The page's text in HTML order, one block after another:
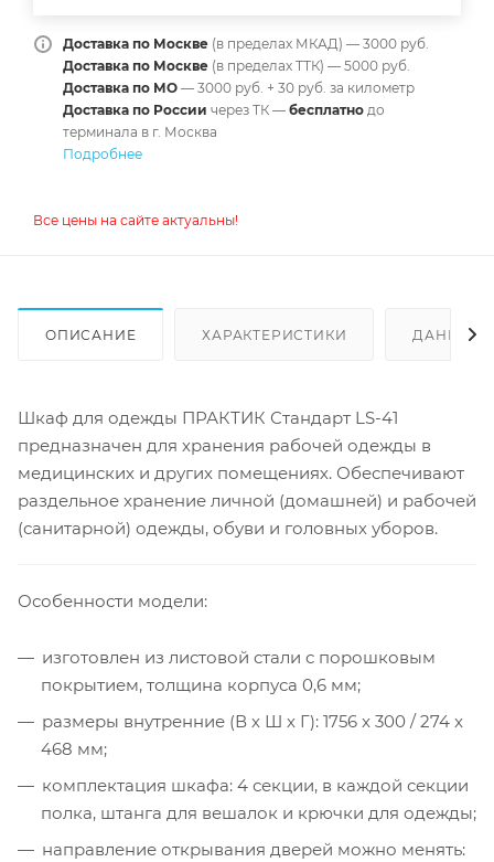
Доставка по Москве (в пределах МКАД) — 3000 руб.
Доставка по Москве (в пределах ТТК) — 5000 руб.
Доставка по МО — 3000 руб. + 30 руб. за километр
Доставка по России через ТК — бесплатно до
терминала в г. Москва
Подробнее
Все цены на сайте актуальны!
ОПИСАНИЕ ХАРАКТЕРИСТИКИ ДАННЫЕ
Шкаф для одежды ПРАКТИК Стандарт LS-41
предназначен для хранения рабочей одежды в
медицинских и других помещениях. Обеспечивают
раздельное хранение личной (домашней) и рабочей
(санитарной) одежды, обуви и головных уборов.
Особенности модели:
изготовлен из листовой стали с порошковым
покрытием, толщина корпуса 0,6 мм;
размеры внутренние (В х Ш х Г): 1756 x 300 / 274 x
468 мм;
комплектация шкафа: 4 секции, в каждой секции
полка, штанга для вешалок и крючки для одежды;
направление открывания дверей можно менять: